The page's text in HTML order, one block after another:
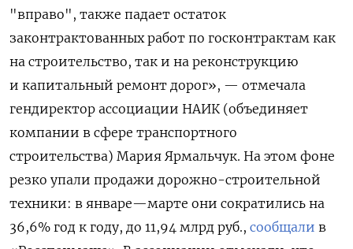
"вправо", также падает остаток
законтрактованных работ по госконтрактам как
на строительство, так и на реконструкцию
и капитальный ремонт дорог», — отмечала
гендиректор ассоциации НАИК (объединяет
компании в сфере транспортного
строительства) Мария Ярмальчук. На этом фоне
резко упали продажи дорожно-строительной
техники: в январе—марте они сократились на
36,6% год к году, до 11,94 млрд руб., сообщали в